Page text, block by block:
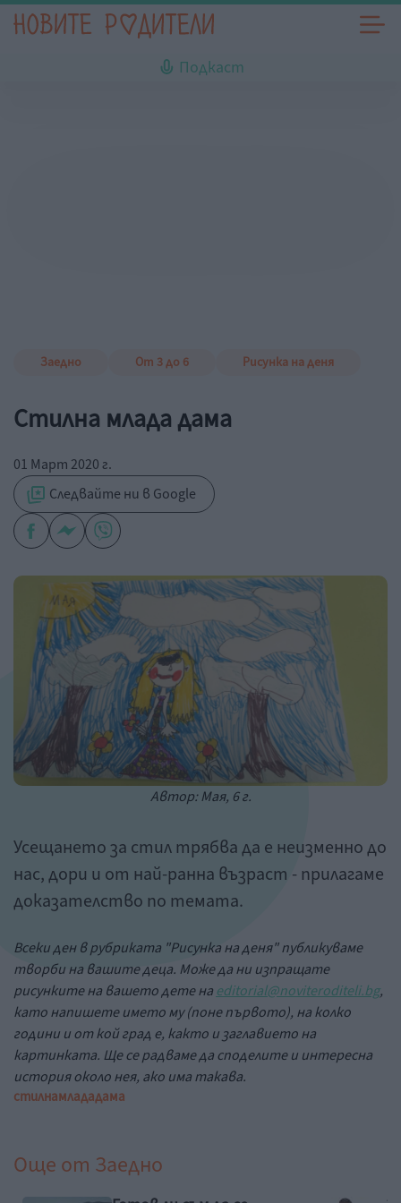
Подкаст
Заедно От 3 до 6 Рисунка на деня
Стилна млада дама
01 Март 2020 г.
Следвайте ни в Google
Автор: Мая, 6 г.
Усещането за стил трябва да е неизменно до
нас, дори и от най-ранна възраст - прилагаме
доказателство по темата.
Всеки ден в рубриката "Рисунка на деня" публикуваме
творби на вашите деца. Може да ни изпращате
рисунките на вашето дете на editorial@noviteroditeli.bg,
като напишете името му (поне първото), на колко
години и от кой град е, както и заглавието на
картинката. Ще се радваме да споделите и интересна
история около нея, ако има такава.
стилнамлададама
Още от Заедно